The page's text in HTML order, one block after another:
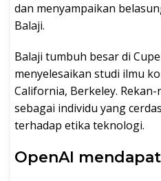
dan menyampaikan
Balaji.
Balaji tumbuh besar di
menyelesaikan studi ilmu
California, Berkeley.
sebagai individu yang
terhadap etika teknologi.
OpenAI